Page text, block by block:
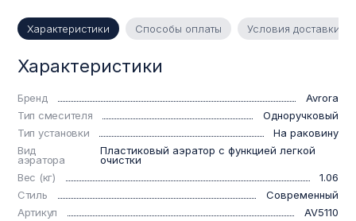
Характеристики Способы оплаты Условия доставки
Характеристики
Бренд
Avrora
Тип смесителя
Одноручковый
Тип установки
На раковину
Вид
аэратора
Пластиковый аэратор с функцией легкой
очистки
Вес (кг)
1.06
Стиль
Современный
Артикул
AV5110